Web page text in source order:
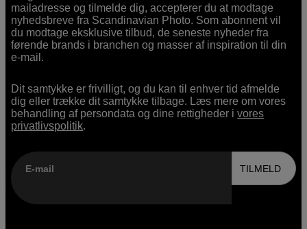
mailadresse og tilmelde dig, accepterer du at modtage
nyhedsbreve fra Scandinavian Photo. Som abonnent vil
du modtage eksklusive tilbud, de seneste nyheder fra
førende brands i branchen og masser af inspiration til din
e-mail.
Dit samtykke er frivilligt, og du kan til enhver tid afmelde
dig eller trække dit samtykke tilbage. Læs mere om vores
behandling af persondata og dine rettigheder ivores
privatlivspolitik.
E-mail TILMELD